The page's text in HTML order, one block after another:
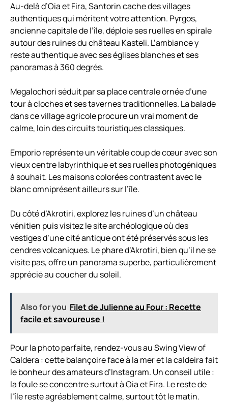
Au-delà d’Oia et Fira, Santorin cache des villages
authentiques qui méritent votre attention. Pyrgos,
ancienne capitale de l’île, déploie ses ruelles en spirale
autour des ruines du château Kasteli. L’ambiance y
reste authentique avec ses églises blanches et ses
panoramas à 360 degrés.
Megalochori séduit par sa place centrale ornée d’une
tour à cloches et ses tavernes traditionnelles. La balade
dans ce village agricole procure un vrai moment de
calme, loin des circuits touristiques classiques.
Emporio représente un véritable coup de cœur avec son
vieux centre labyrinthique et ses ruelles photogéniques
à souhait. Les maisons colorées contrastent avec le
blanc omniprésent ailleurs sur l’île.
Du côté d’Akrotiri, explorez les ruines d’un château
vénitien puis visitez le site archéologique où des
vestiges d’une cité antique ont été préservés sous les
cendres volcaniques. Le phare d’Akrotiri, bien qu’il ne se
visite pas, offre un panorama superbe, particulièrement
apprécié au coucher du soleil.
Also for you Filet de Julienne au Four : Recette
facile et savoureuse !
Pour la photo parfaite, rendez-vous au Swing View of
Caldera : cette balançoire face à la mer et la caldeira fait
le bonheur des amateurs d’Instagram. Un conseil utile :
la foule se concentre surtout à Oia et Fira. Le reste de
l’île reste agréablement calme, surtout tôt le matin.